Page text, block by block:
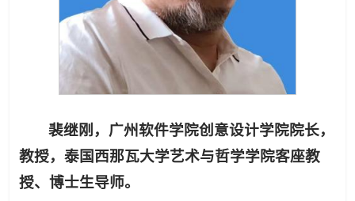
裴继刚，广州软件学院创意设计学院院长，
教授，泰国西那瓦大学艺术与哲学学院客座教
授、博士生导师。